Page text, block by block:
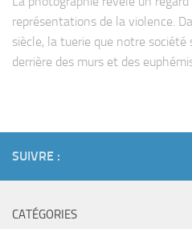
représentations de la violence.
siècle, la tuerie que notre société
derrière des murs et des
SUIVRE :
CATÉGORIES